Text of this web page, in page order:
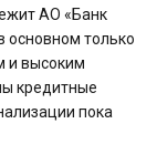
АО «Банк
основном только
и высоким
кредитные
пока